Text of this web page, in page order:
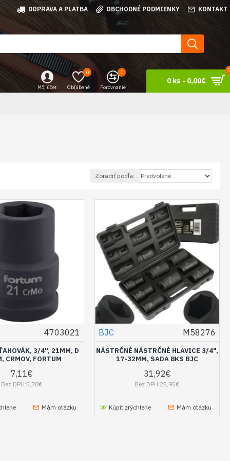
DOPRAVA A PLATBA OBCHODNÉ PODMIENKY KONTAKT
Môj účet Obľúbené
0
Porovnanie
0
0 ks - 0,00€
Zoradiť podľa:
4703021
3/4", 21MM, D
CRMOV, FORTUM
7,11€
Bez DPH:5,78€
Mám otázku
BJC M58276
NÁSTRČNÉ NÁSTRČNÉ HLAVICE 3/4",
17-32MM, SADA 8KS BJC
31,92€
Bez DPH:25,95€
Kúpiť zrýchlene Mám otázku